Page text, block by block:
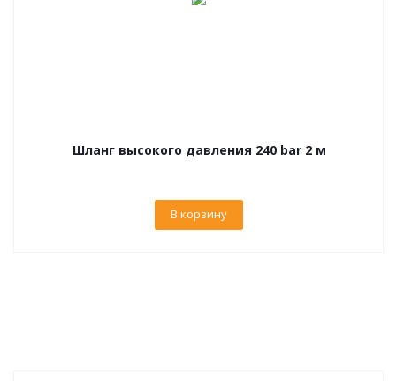
Шланг высокого давления 240 bar 2 м
В корзину